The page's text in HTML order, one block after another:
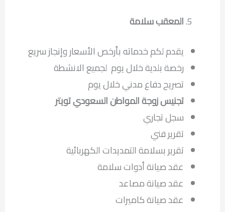
المعقب سلامة
يقدم لكم خدماته بأرخص الأسعار وإنجاز سريع
رخصة بلدية خلال يوم لجميع الانشطة
تصريح دفاع مدني خلال يوم
تجنيس زوجة المواطن السعودي تويتر
سجل تجاري
تقرير فني
تقرير بسلامة التمديدات الكهربائية
عقد صيانة أدوات سلامة
عقد صيانة مصاعد
عقد صيانة كاميرات